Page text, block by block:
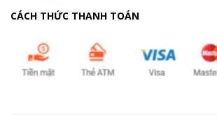
CÁCH THỨC THANH TOÁN